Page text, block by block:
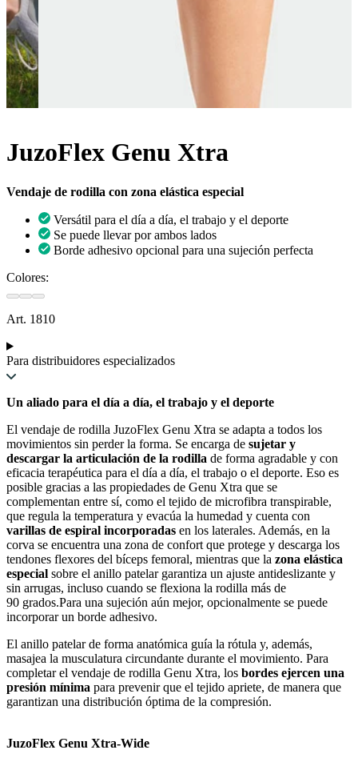
JuzoFlex Genu Xtra
Vendaje de rodilla con zona elástica especial
Versátil para el día a día, el trabajo y el deporte
Se puede llevar por ambos lados
Borde adhesivo opcional para una sujeción perfecta
Colores:
Art. 1810
Para distribuidores especializados
Un aliado para el día a día, el trabajo y el deporte
El vendaje de rodilla JuzoFlex Genu Xtra se adapta a todos los
movimientos sin perder la forma. Se encarga de sujetar y
descargar la articulación de la rodilla de forma agradable y con
eficacia terapéutica para el día a día, el trabajo o el deporte. Eso es
posible gracias a las propiedades de Genu Xtra que se
complementan entre sí, como el tejido de microfibra transpirable,
que regula la temperatura y evacúa la humedad y cuenta con
varillas de espiral incorporadas en los laterales. Además, en la
corva se encuentra una zona de confort que protege y descarga los
tendones flexores del bíceps femoral, mientras que la zona elástica
especial sobre el anillo patelar garantiza un ajuste antideslizante y
sin arrugas, incluso cuando se flexiona la rodilla más de
90 grados.Para una sujeción aún mejor, opcionalmente se puede
incorporar un borde adhesivo.
El anillo patelar de forma anatómica guía la rótula y, además,
masajea la musculatura circundante durante el movimiento. Para
completar el vendaje de rodilla Genu Xtra, los bordes ejercen una
presión mínima para prevenir que el tejido apriete, de manera que
garantizan una distribución óptima de la compresión.
JuzoFlex Genu Xtra-Wide